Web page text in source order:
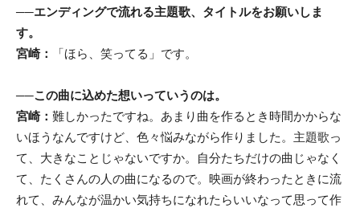
──エンディングで流れる主題歌、タイトルをお願いしま
す。
宮崎：
「ほら、笑ってる」です。
──この曲に込めた想いっていうのは。
宮崎： 難しかったですね。あまり曲を作るとき時間かからな
いほうなんですけど、色々悩みながら作りました。主題歌っ
て、大きなことじゃないですか。自分たちだけの曲じゃなく
て、たくさんの人の曲になるので。映画が終わったときに流
れて、みんなが温かい気持ちになれたらいいなって思って作